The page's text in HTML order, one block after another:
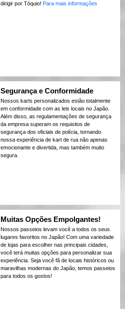
dirigir por Tóquio! Para mais informações
Segurança e Conformidade
Nossos karts personalizados estão totalmente
em conformidade com as leis locais no Japão.
Além disso, as regulamentações de segurança
da empresa superam os requisitos de
segurança dos oficiais de polícia, tornando
nossa experiência de kart de rua não apenas
emocionante e divertida, mas também muito
segura.
Muitas Opções Empolgantes!
Nossos passeios levam você a todos os seus
lugares favoritos no Japão! Com uma variedade
de lojas para escolher nas principais cidades,
você terá muitas opções para personalizar sua
experiência. Seja você fã de locais históricos ou
maravilhas modernas do Japão, temos passeios
para todos os gostos!